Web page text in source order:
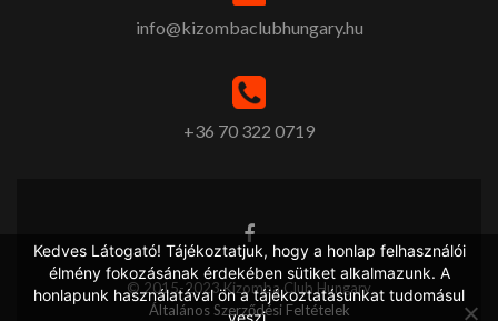
info@kizombaclubhungary.hu
+36 70 322 0719
© 2015-2023 Kizomba Club Hungary
Általános Szerződési Feltételek
Kedves Látogató! Tájékoztatjuk, hogy a honlap felhasználói
élmény fokozásának érdekében sütiket alkalmazunk. A
honlapunk használatával ön a tájékoztatásunkat tudomásul
veszi.